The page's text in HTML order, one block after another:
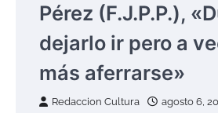
Pérez (F.J.P.P.),
dejarlo ir pero a
más aferrarse»
Redaccion Cultura agosto 6,